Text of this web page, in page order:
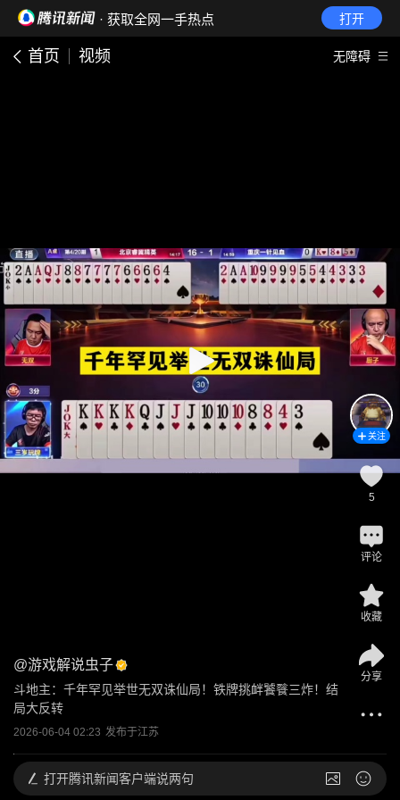
· 获取全网一手热点 打开
首页 视频 无障碍
@游戏解说虫子
斗地主：千年罕见举世无双诛仙局！铁牌挑衅饕餮三炸！结
局大反转
2026-06-04 02:23 发布于江苏
关注
5
评论
收藏
分享
打开腾讯新闻客户端说两句